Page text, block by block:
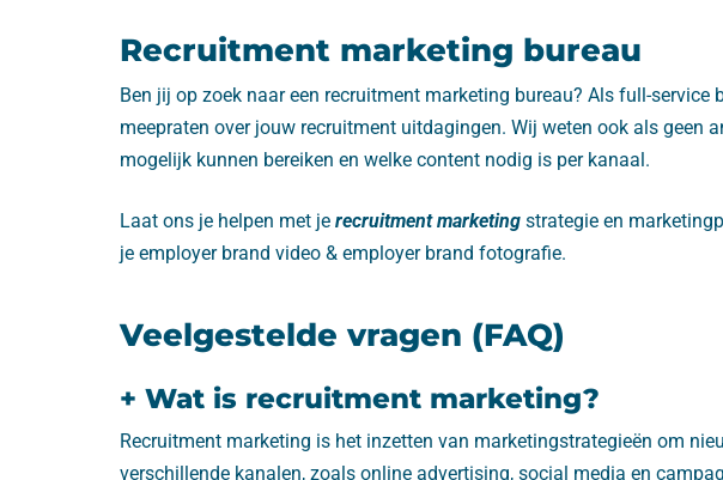
Recruitment marketing bureau
Ben jij op zoek naar een recruitment marketing bureau? Als full-
meepraten over jouw recruitment uitdagingen. Wij weten ook als geen
mogelijk kunnen bereiken en welke content nodig is per kanaal.
Laat ons je helpen met je recruitment marketing strategie en
je employer brand video & employer brand fotografie.
Veelgestelde vragen (FAQ)
+ Wat is recruitment marketing?
Recruitment marketing is het inzetten van marketingstrategieën om
verschillende kanalen, zoals online advertising, social media en